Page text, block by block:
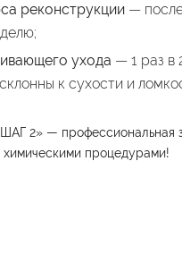
реконструкции—
ухода — 1 раз в
к сухости и
2» — профессиональная
процедурами!